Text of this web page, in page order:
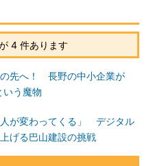
4 件あります
の先へ！ 長野の中小企業が
いう魔物
人が変わってくる」 デジタル
げる巴山建設の挑戦